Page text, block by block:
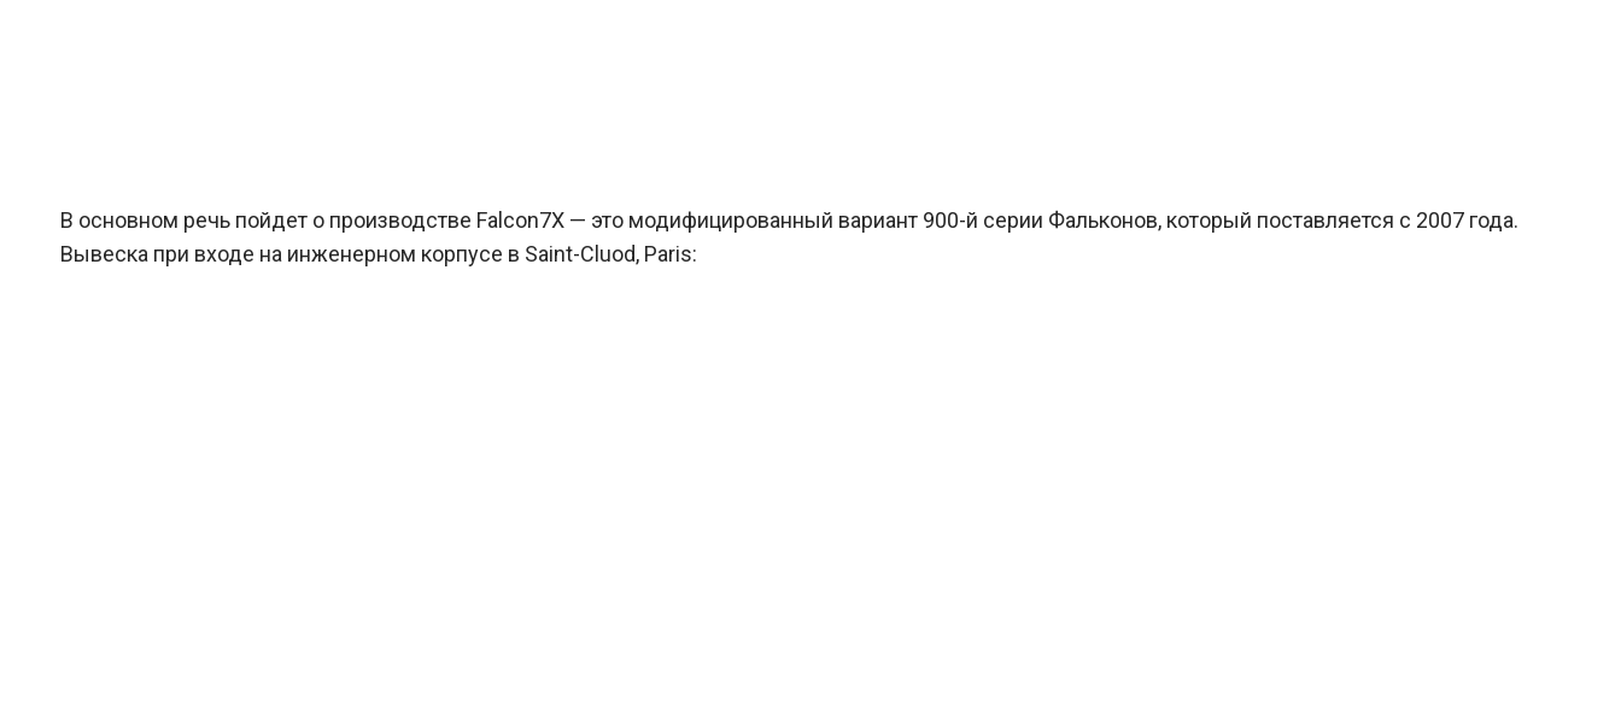
В основном речь пойдет о производстве Falcon7X — это модифицированный вариант 900-й серии Фальконов, который поставляется с 2007 года.
Вывеска при входе на инженерном корпусе в Saint-Cluod, Paris: